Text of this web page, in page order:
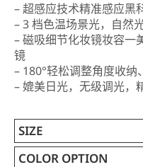
– 超感应技术精准感应黑
– 3 档色温场景光，自然
– 磁吸细节化妆镜妆容一
镜
– 180°轻松调整角度收
– 媲美日光，无级调光，
SIZE
COLOR OPTION